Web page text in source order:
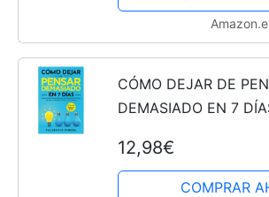
CÓMO DEJAR DE
DEMASIADO EN 7
Excesivo, Aliviar la
Alcanzar la Paz Mental
12,98€
COMPRAR